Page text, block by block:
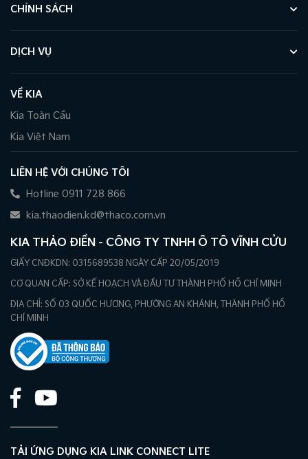
CHÍNH SÁCH
DỊCH VỤ
VỀ KIA
Kia Toàn Cầu
Kia Việt Nam
LIÊN HỆ VỚI CHÚNG TÔI
Hotline 0911 728 866
kia.thaodien.kd@thaco.com.vn
KIA THẢO ĐIỀN - CÔNG TY TNHH Ô TÔ VĨNH CỬU
GIẤY CNĐKDN: 0315689538 NGÀY CẤP 20/05/2019
CƠ QUAN CẤP: SỞ KẾ HOẠCH VÀ ĐẦU TƯ THÀNH PHỐ HỒ CHÍ MINH
ĐỊA CHỈ: SỐ 03 QUỐC HƯƠNG, PHƯỜNG AN KHÁNH, THÀNH PHỐ HỒ
CHÍ MINH
TẢI ỨNG DỤNG KIA LINK CONNECT LITE